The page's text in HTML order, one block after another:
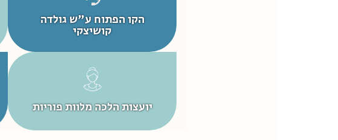
הקו הפתוח ע"ש גולדה
קושיצקי
יועצות הלכה מלוות פוריות